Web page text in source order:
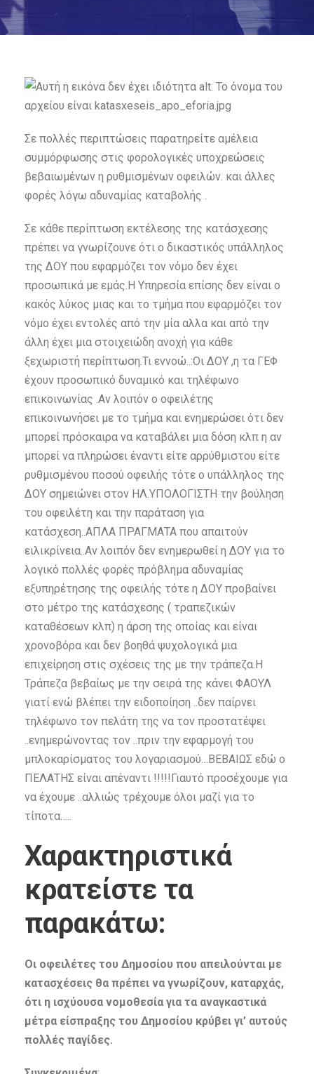
Σε πολλές περιπτώσεις παρατηρείτε αμέλεια
συμμόρφωσης στις φορολογικές υποχρεώσεις
βεβαιωμένων η ρυθμισμένων οφειλών. και άλλες
φορές λόγω αδυναμίας καταβολής .
Σε κάθε περίπτωση εκτέλεσης της κατάσχεσης
πρέπει να γνωρίζουνε ότι ο δικαστικός υπάλληλος
της ΔΟΥ που εφαρμόζει τον νόμο δεν έχει
προσωπικά με εμάς.Η Υπηρεσία επίσης δεν είναι ο
κακός λύκος μιας και το τμήμα που εφαρμόζει τον
νόμο έχει εντολές από την μία αλλα και από την
άλλη έχει μια στοιχειώδη ανοχή για κάθε
ξεχωριστή περίπτωση.Τι εννοώ..:Οι ΔΟΥ ,η τα ΓΕΦ
έχουν προσωπικό δυναμικό και τηλέφωνο
επικοινωνίας .Αν λοιπόν ο οφειλέτης
επικοινωνήσει με το τμήμα και ενημερώσει ότι δεν
μπορεί πρόσκαιρα να καταβάλει μια δόση κλπ η αν
μπορεί να πληρώσει έναντι είτε αρρύθμιστου είτε
ρυθμισμένου ποσού οφειλής τότε ο υπάλληλος της
ΔΟΥ σημειώνει στον ΗΛ.ΥΠΟΛΟΓΙΣΤΗ την βούληση
του οφειλέτη και την παράταση για
κατάσχεση..ΑΠΛΑ ΠΡΑΓΜΑΤΑ που απαιτούν
ειλικρίνεια..Αν λοιπόν δεν ενημερωθεί η ΔΟΥ για το
λογικό πολλές φορές πρόβλημα αδυναμίας
εξυπηρέτησης της οφειλής τότε η ΔΟΥ προβαίνει
στο μέτρο της κατάσχεσης ( τραπεζικών
καταθέσεων κλπ) η άρση της οποίας και είναι
χρονοβόρα και δεν βοηθά ψυχολογικά μια
επιχείρηση στις σχέσεις της με την τράπεζα.Η
Τράπεζα βεβαίως με την σειρά της κάνει ΦΑΟΥΛ
γιατί ενώ βλέπει την ειδοποίηση ..δεν παίρνει
τηλέφωνο τον πελάτη της να τον προστατέψει
..ενημερώνοντας τον ..πριν την εφαρμογή του
μπλοκαρίσματος του λογαριασμού…ΒΕΒΑΙΩΣ εδώ ο
ΠΕΛΑΤΗΣ είναι απέναντι !!!!!Γιαυτό προσέχουμε για
να έχουμε ..αλλιώς τρέχουμε όλοι μαζί για το
τίποτα…..
Χαρακτηριστικά
κρατείστε τα
παρακάτω:
Οι οφειλέτες του Δημοσίου που απειλούνται με
κατασχέσεις θα πρέπει να γνωρίζουν, καταρχάς,
ότι η ισχύουσα νομοθεσία για τα αναγκαστικά
μέτρα είσπραξης του Δημοσίου κρύβει γι’ αυτούς
πολλές παγίδες.